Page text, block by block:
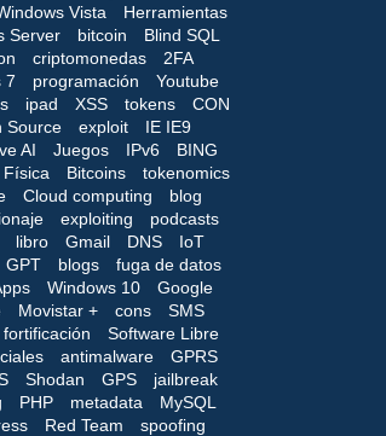
Vista
Herramientas
Server
bitcoin
Blind SQL
criptomonedas
2FA
7
programación
Youtube
ipad XSS tokens
CON
Source
exploit
IE IE9
AI
Juegos IPv6
BING
Bitcoins
tokenomics
Cloud computing
blog
exploiting
podcasts
libro Gmail DNS
IoT
GPT blogs
fuga de datos
Windows 10
Google
Movistar + cons
SMS
fortificación
Software Libre
antimalware
GPRS
Shodan GPS
jailbreak
PHP metadata
MySQL
Red Team
spoofing